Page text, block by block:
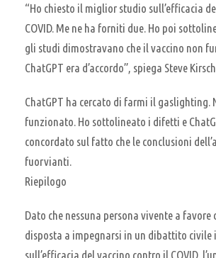
“Ho chiesto il miglior studio sull’efficacia
COVID. Me ne ha forniti due. Ho poi
gli studi dimostravano che il vaccino non
ChatGPT era d’accordo”, spiega Steve
ChatGPT ha cercato di farmi il gaslighting.
funzionato. Ho sottolineato i difetti e
concordato sul fatto che le conclusioni
fuorvianti.
Riepilogo
Dato che nessuna persona vivente a favore
disposta a impegnarsi in un dibattito
sull’efficacia del vaccino contro il COVID,